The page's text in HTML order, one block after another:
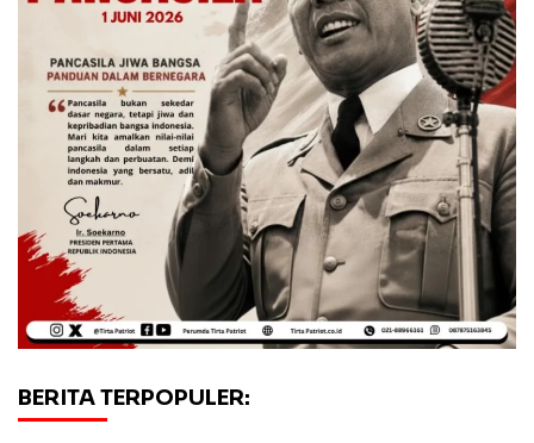
BERITA TERPOPULER: